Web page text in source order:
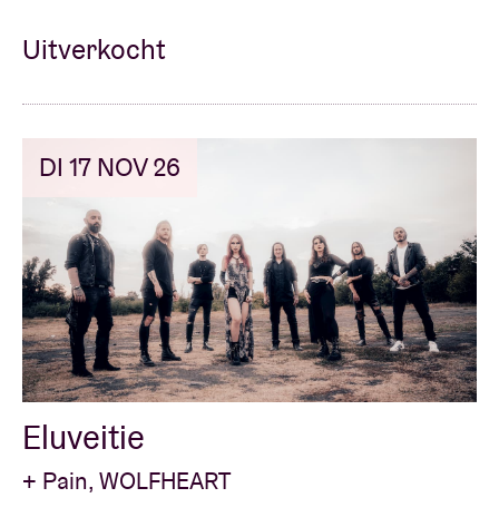
Uitverkocht
DI 17 NOV 26
Eluveitie
+ Pain, WOLFHEART